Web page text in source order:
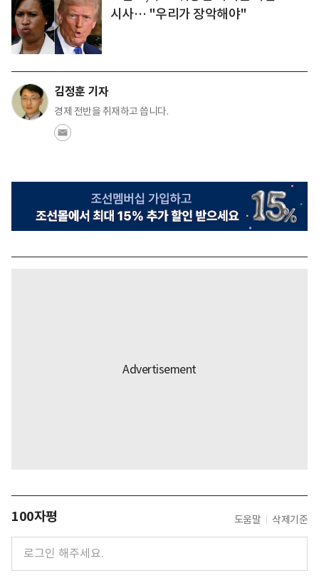
시사… "우리가 장악해야"
김정훈 기자
경제 전반을 취재하고 씁니다.
100자평 도움말 삭제기준